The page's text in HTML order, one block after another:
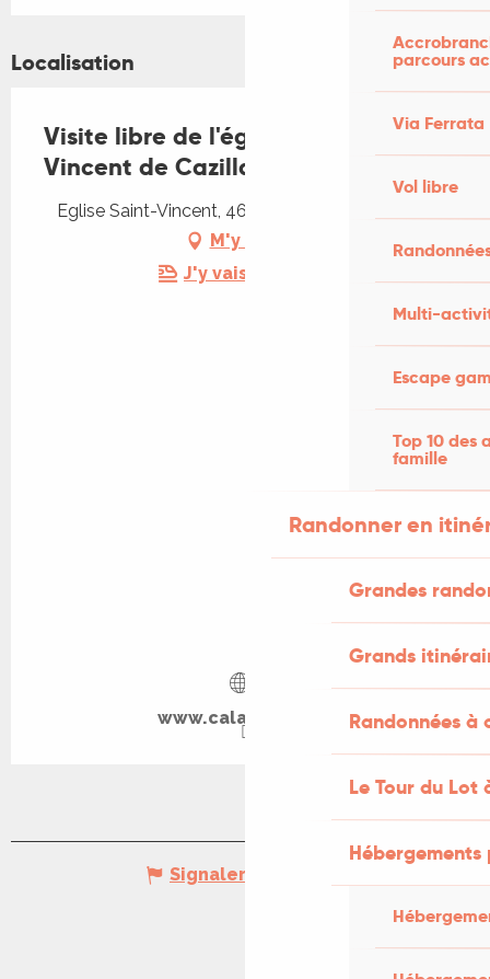
parcours
Via Ferrata
Vol libre
Multi-
Escape
Top 10 des
famille
Randonner en
Grandes
Grands
Randonnées
Le Tour du Lot
Localisation
Visite libre de l'église Saint-
Vincent de Cazillac
Eglise Saint-Vincent, 46600 Vignon-en-Quercy
M'y rendre
J'y vais en train !
www.calameo.com
Signaler une erreur